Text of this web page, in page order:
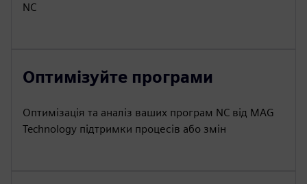
NC
Оптимізуйте програми
Оптимізація та аналіз ваших програм NC від MAG
Technology підтримки процесів або змін